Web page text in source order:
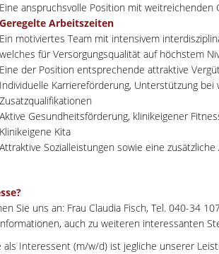
Eine anspruchsvolle Position mit weitreichenden
Geregelte Arbeitszeiten
Ein motiviertes Team mit intensivem
welches für Versorgungsqualität auf höchstem
Eine der Position entsprechende attraktive
Individuelle Karriereförderung, Unterstützung
Zusatzqualifikationen
Aktive Gesundheitsförderung, klinikeigener
Klinikeigene Kita
Attraktive Sozialleistungen sowie eine zusätzliche
Sie uns an: Frau Claudia Fisch, Tel. 040-34
auch zu weiteren interessanten
als Interessent (m/w/d) ist jegliche unserer